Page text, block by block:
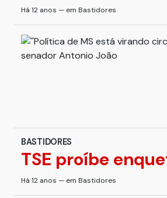
Há 12 anos — em Bastidores
BASTIDORES
TSE proíbe
Há 12 anos — em Bastidores